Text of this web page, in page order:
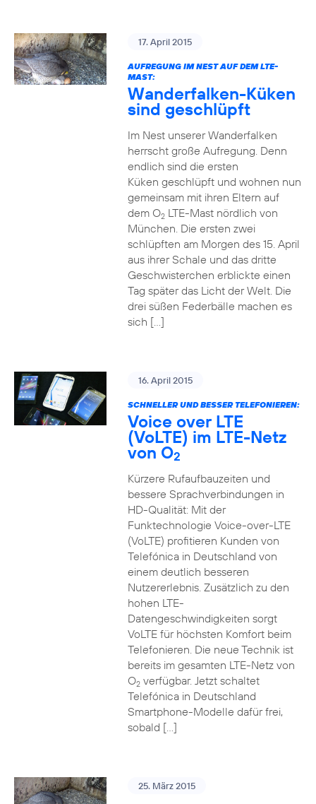
17. April 2015
AUFREGUNG IM NEST AUF DEM LTE-
MAST:
Wanderfalken-Küken
sind geschlüpft
Im Nest unserer Wanderfalken
herrscht große Aufregung. Denn
endlich sind die ersten
Küken geschlüpft und wohnen nun
gemeinsam mit ihren Eltern auf
dem O2LTE-Mast nördlich von
München. Die ersten zwei
schlüpften am Morgen des 15. April
aus ihrer Schale und das dritte
Geschwisterchen erblickte einen
Tag später das Licht der Welt. Die
drei süßen Federbälle machen es
sich […]
16. April 2015
SCHNELLER UND BESSER TELEFONIEREN:
Voice over LTE
(VoLTE) im LTE-Netz
von O2
Kürzere Rufaufbauzeiten und
bessere Sprachverbindungen in
HD-Qualität: Mit der
Funktechnologie Voice-over-LTE
(VoLTE) profitieren Kunden von
Telefónica in Deutschland von
einem deutlich besseren
Nutzererlebnis. Zusätzlich zu den
hohen LTE-
Datengeschwindigkeiten sorgt
VoLTE für höchsten Komfort beim
Telefonieren. Die neue Technik ist
bereits im gesamten LTE-Netz von
O2verfügbar. Jetzt schaltet
Telefónica in Deutschland
Smartphone-Modelle dafür frei,
sobald […]
25. März 2015